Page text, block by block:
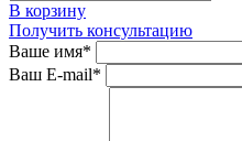
В корзину
Получить консультацию
Ваше имя*
Ваш E-mail*